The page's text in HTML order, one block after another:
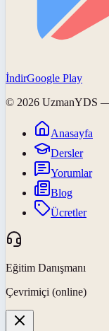
İndirGoogle Play
© 2026 UzmanYDS —
Anasayfa
Dersler
Yorumlar
Blog
Ücretler
Eğitim Danışmanı
Çevrimiçi (online)